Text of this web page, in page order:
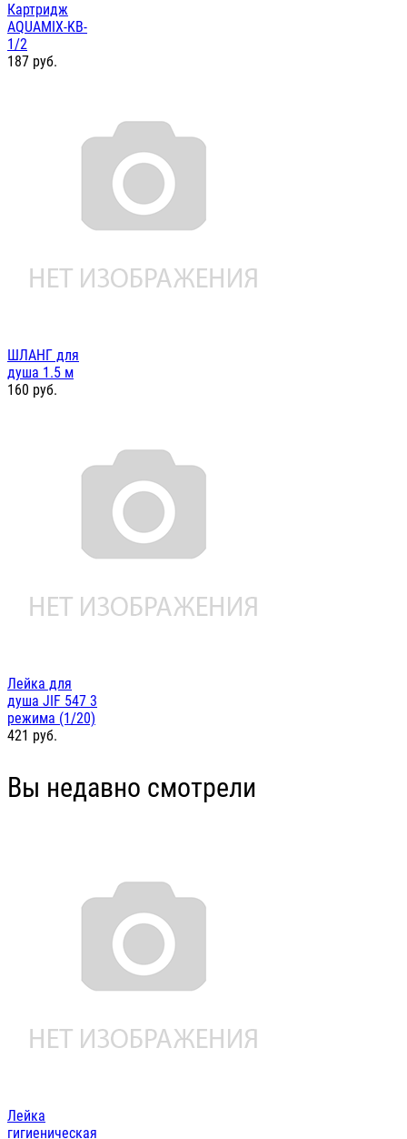
Картридж
AQUAMIX-KB-
1/2
187 руб.
ШЛАНГ для
душа 1.5 м
160 руб.
Лейка для
душа JIF 547 3
режима (1/20)
421 руб.
Вы недавно смотрели
Лейка
гигиеническая